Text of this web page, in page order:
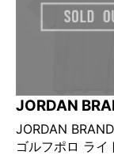
JORDAN
JORDAN
ゴルフポロ ライ